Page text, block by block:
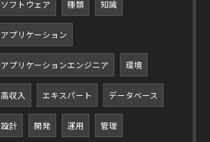
ソフトウェア 種類 知識
アプリケーション
アプリケーションエンジニア 環境
高収入 エキスパート データベース
設計 開発 運用 管理